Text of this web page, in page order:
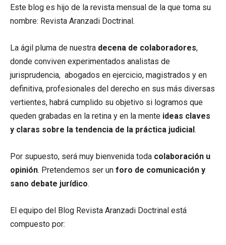
Este blog es hijo de la revista mensual de la que toma su
nombre: Revista Aranzadi Doctrinal.
La ágil pluma de nuestra decena de colaboradores,
donde conviven experimentados analistas de
jurisprudencia, abogados en ejercicio, magistrados y en
definitiva, profesionales del derecho en sus más diversas
vertientes, habrá cumplido su objetivo si logramos que
queden grabadas en la retina y en la mente ideas claves
y claras sobre la tendencia de la práctica judicial.
Por supuesto, será muy bienvenida toda colaboración u
opinión. Pretendemos ser un foro de comunicación y
sano debate jurídico.
El equipo del Blog Revista Aranzadi Doctrinal está
compuesto por: